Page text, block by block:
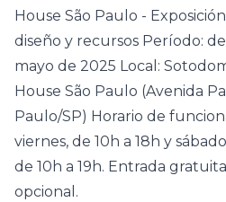
House São Paulo -
diseño y recursos Período:
mayo de 2025 Local:
House São Paulo (Avenida
Paulo/SP) Horario de
viernes, de 10h a 18h y
de 10h a 19h. Entrada
opcional .